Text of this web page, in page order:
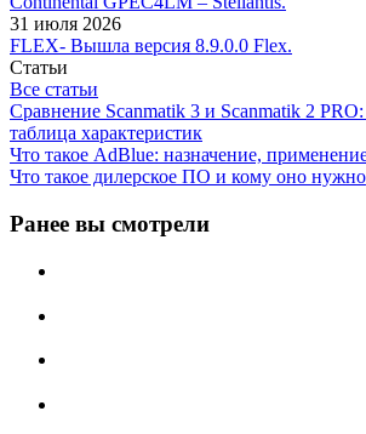
31 июля 2026
FLEX- Вышла версия 8.9.0.0 Flex.
Статьи
Все статьи
Сравнение Scanmatik 3 и Scanmatik 2
таблица характеристик
Что такое AdBlue: назначение,
Что такое дилерское ПО и кому оно нужно
Ранее вы смотрели